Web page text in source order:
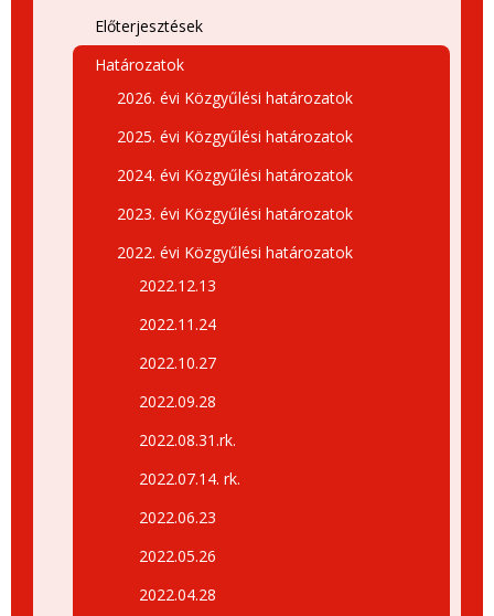
Előterjesztések
Határozatok
2026. évi Közgyűlési határozatok
2025. évi Közgyűlési határozatok
2024. évi Közgyűlési határozatok
2023. évi Közgyűlési határozatok
2022. évi Közgyűlési határozatok
2022.12.13
2022.11.24
2022.10.27
2022.09.28
2022.08.31.rk.
2022.07.14. rk.
2022.06.23
2022.05.26
2022.04.28